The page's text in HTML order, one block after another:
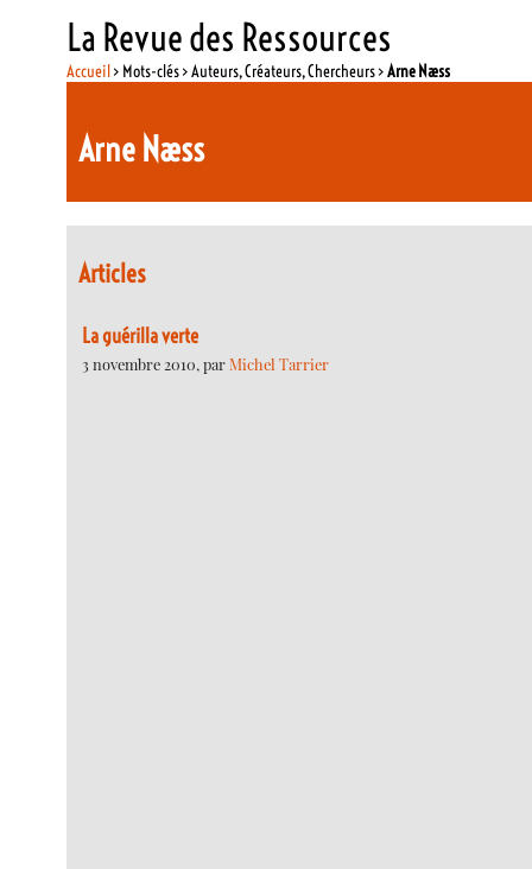
La Revue des Ressources
Accueil> Mots-clés > Auteurs, Créateurs, Chercheurs >Arne Næss
Arne Næss
Articles
La guérilla verte
3 novembre 2010, parMichel Tarrier